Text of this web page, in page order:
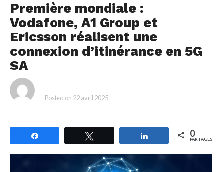
Première mondiale :
Vodafone, A1 Group et
Ericsson réalisent une
connexion d’itinérance en 5G
SA
Posted on 22 avril 2025
Partagez 0
PARTAGES